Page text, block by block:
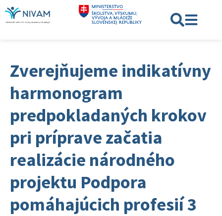
Zverejňujeme indikatívny
harmonogram
predpokladaných krokov
pri príprave začatia
realizácie národného
projektu Podpora
pomáhajúcich profesií 3